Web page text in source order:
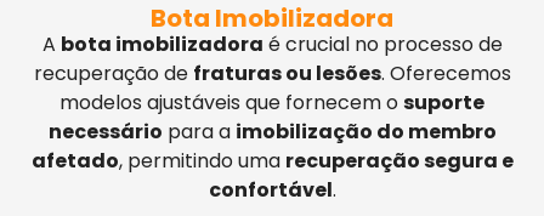
Bota Imobilizadora
A bota imobilizadora é crucial no processo de
recuperação de fraturas ou lesões. Oferecemos
modelos ajustáveis que fornecem osuporte
necessário para a imobilização do membro
afetado, permitindo uma recuperação segura e
confortável.